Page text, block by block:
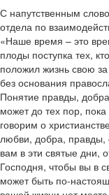
С напутственным
отдела по
«Наше время – это
плоды поступка тех,
положил жизнь свою
без основания
Понятие правды,
может до тех пор,
говорим о
любви, добра,
вам в эти святые дни,
Господня, чтобы вы в
может быть по-